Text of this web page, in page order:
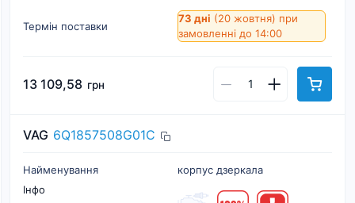
Термін поставки
73 дні (20 жовтня) при
замовленні до 14:00
13 109,58 грн
VAG 6Q1857508G01C
Найменування
корпус дзеркала
Інфо